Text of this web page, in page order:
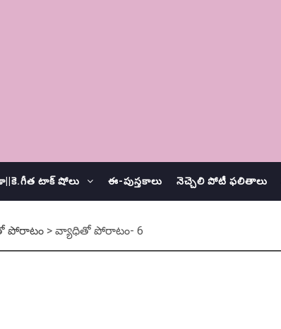
టాక్ షోలు ఈ-పుస్తకాలు నెచ్చెలి పోటీ ఫలితాలు
పోరాటం > వ్యాధితో పోరాటం- 6